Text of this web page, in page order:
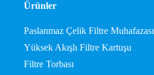
Ürünler
Paslanmaz Çelik Filtre Muhafazası
Yüksek Akışlı Filtre Kartuşu
Filtre Torbası